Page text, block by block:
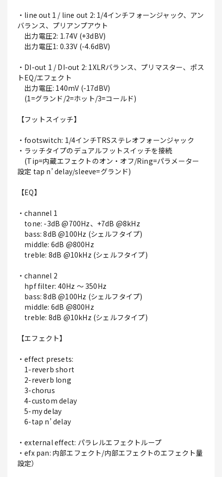
・line out 1 / line out 2: 1/4インチフォーンジャック、アン
バランス、プリアンプアウト
出力電圧2: 1.74V (+3dBV)
出力電圧1: 0.33V (-4.6dBV)
・DI-out 1 / DI-out 2: 1XLRバランス、プリマスター、ポス
トEQ/エフェクト
出力電圧: 140mV (-17dBV)
(1=グランド/2=ホット/3=コールド)
【フットスイッチ】
・footswitch: 1/4インチTRSステレオフォーンジャック
・ラッチタイプのデュアルフットスイッチを接続
(Tip=内蔵エフェクトのオン・オフ/Ring=パラメーター
設定 tap n’ delay/sleeve=グランド)
【EQ】
・channel 1
tone: -3dB @700Hz、+7dB @8kHz
bass: 8dB @100Hz (シェルフタイプ)
middle: 6dB @800Hz
treble: 8dB @10kHz (シェルフタイプ)
・channel 2
hpf filter: 40Hz ～ 350Hz
bass: 8dB @100Hz (シェルフタイプ)
middle: 6dB @800Hz
treble: 8dB @10kHz (シェルフタイプ)
【エフェクト】
・effect presets:
1-reverb short
2-reverb long
3-chorus
4-custom delay
5-my delay
6-tap n’ delay
・external effect: パラレルエフェクトループ
・efx pan: 内部エフェクト/内部エフェクトのエフェクト量
設定）